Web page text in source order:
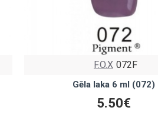
F.O.X 072F
Gēla laka 6 ml (072)
5.50€